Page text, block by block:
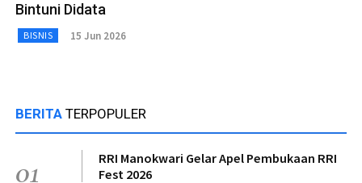
Bintuni Didata
BISNIS 15 Jun 2026
BERITA TERPOPULER
01
RRI Manokwari Gelar Apel Pembukaan RRI
Fest 2026